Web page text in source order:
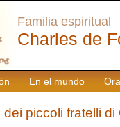
En el mundo
Familia espiritual
Charles de
piccoli fratelli di